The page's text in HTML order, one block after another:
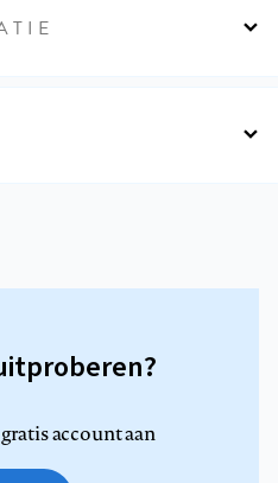
account aan